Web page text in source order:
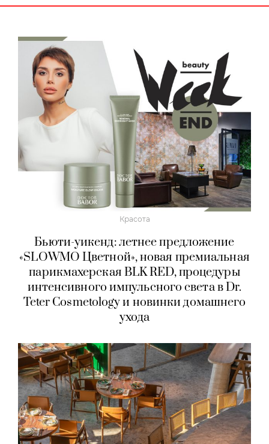
Красота
Бьюти-уикенд: летнее предложение
«SLOWMO Цветной», новая премиальная
парикмахерская BLK RED, процедуры
интенсивного импульсного света в Dr.
Teter Cosmetology и новинки домашнего
ухода